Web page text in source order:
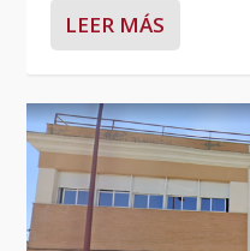
LEER MÁS